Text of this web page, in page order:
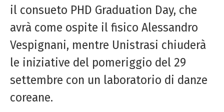
il consueto PHD Graduation Day, che
avrà come ospite il fisico Alessandro
Vespignani, mentre Unistrasi chiuderà
le iniziative del pomeriggio del 29
settembre con un laboratorio di danze
coreane.